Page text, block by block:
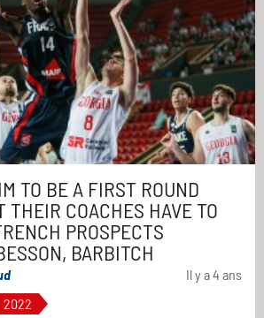
TO BE A FIRST ROUND
THEIR COACHES HAVE TO
PROSPECTS
BARBITCH
Il y a 4 ans
2022